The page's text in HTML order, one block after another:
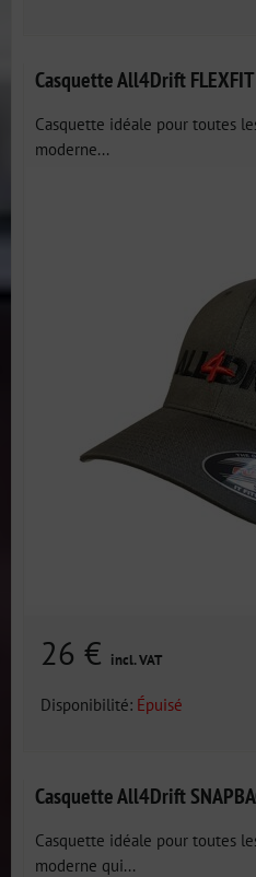
Casquette All4Drift
Casquette idéale pour toutes
moderne...
26 € incl. VAT
Disponibilité: Épuisé
Casquette All4Drift
Casquette idéale pour toutes
moderne qui...